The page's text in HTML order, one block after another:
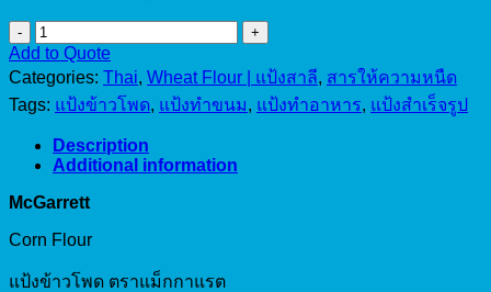
McGarrett
Corn
Flour
(1KG)
quantity
Add to Quote
Categories: Thai, Wheat Flour | แป้งสาลี, สารให้ความหนืด
Tags: แป้งข้าวโพด, แป้งทำขนม, แป้งทำอาหาร, แป้งสำเร็จรูป
Description
Additional information
McGarrett
Corn Flour
แป้งข้าวโพด ตราแม็กกาแรต